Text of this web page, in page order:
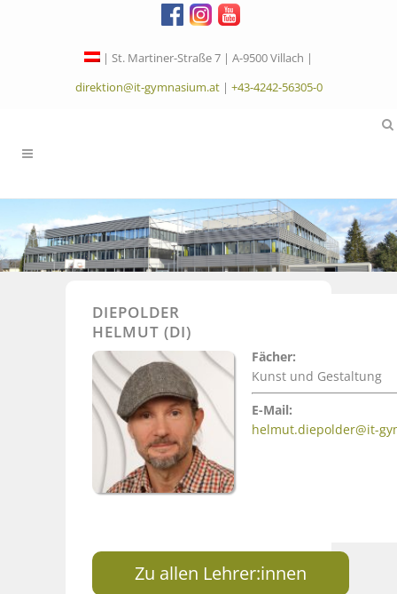
| St. Martiner-Straße 7 | A-9500 Villach |
direktion@it-gymnasium.at| +43-4242-56305-0
DIEPOLDER
HELMUT (DI)
Fächer:
Kunst und Gestaltung
E-Mail:
helmut.diepolder@it-
Zu allen Lehrer:innen